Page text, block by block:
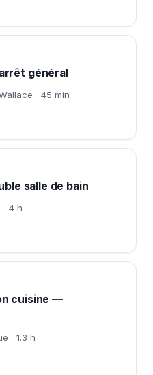
général
45 min
salle de bain
4 h
cuisine —
1.3 h